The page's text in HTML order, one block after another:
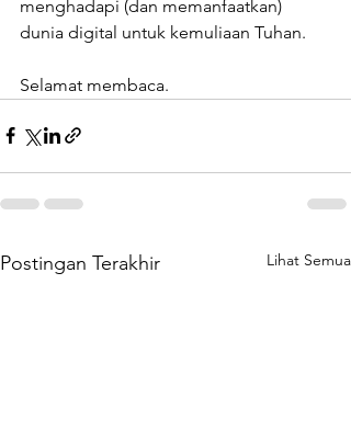
menghadapi (dan memanfaatkan)
dunia digital untuk kemuliaan Tuhan.
Selamat membaca.
Postingan Terakhir Lihat Semua